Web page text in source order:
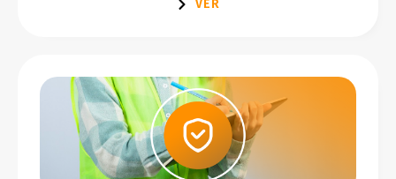
VER